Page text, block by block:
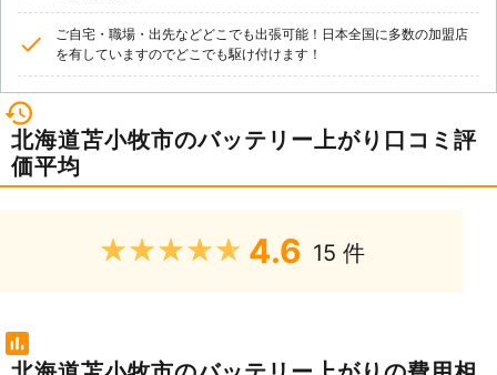
ご自宅・職場・出先などどこでも出張可能！日本全国に多数の加盟店
を有していますのでどこでも駆け付けます！
北海道苫小牧市のバッテリー上がり口コミ評
価平均
★★★★★ 4.6 15 件